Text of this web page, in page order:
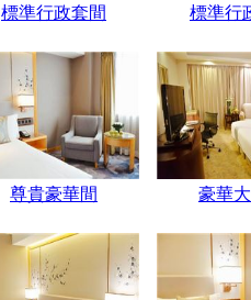
標準行政套間 標準行
尊貴豪華間 豪華